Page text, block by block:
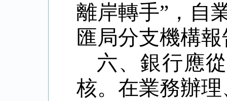
離岸轉手”，自
匯局分支機構
六、銀行應
核。在業務辦